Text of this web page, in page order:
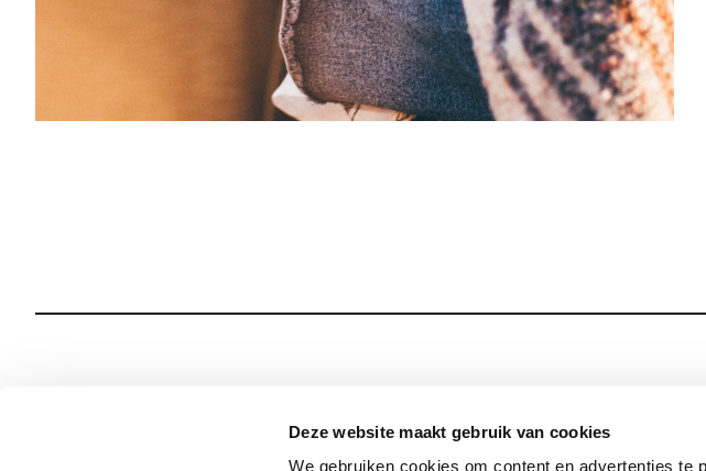
Deze website maakt gebruik van cookies
We gebruiken cookies om content en advertenties te
Onze Spiritualiteit